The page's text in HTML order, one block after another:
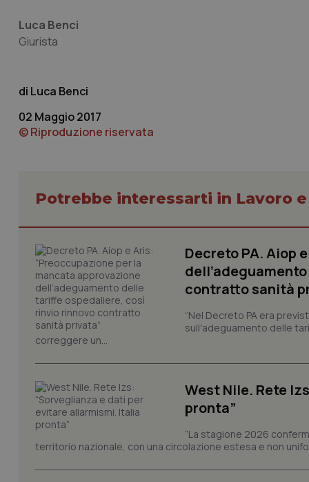
Luca Benci
Giurista
Luca Benci
02 Maggio 2017
© Riproduzione riservata
Potrebbe interessarti in Lavoro
Decreto PA. Aiop
contratto sanità
“Nel Decreto PA era
sull'adeguamento delle
correggere un...
West Nile. Rete
pronta”
“La stagione 2026
territorio nazionale, con una circolazione estesa e non
_ga_KM60CM4NPH
Nome
_ga_0VMQEQKQ1N
Nome
__Secure-
ROLLOUT_TOKEN
tracking-sites-